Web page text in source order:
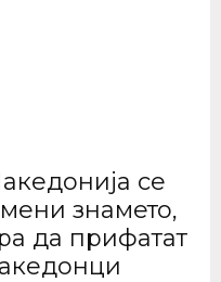
се
знамето,
да прифатат